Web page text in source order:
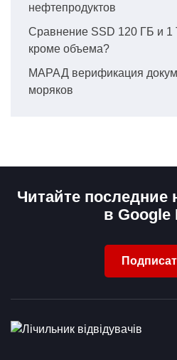
нефтепродуктов
Сравнение SSD 120 ГБ и 1
кроме объема?
МАРАД верификация
моряков
Читайте последние
в Google